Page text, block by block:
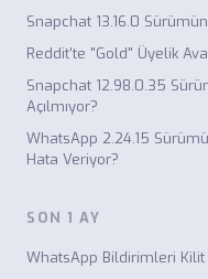
Snapchat 13.16.0
Reddit'te "Gold" Üyelik
Snapchat 12.98.0.35
Açılmıyor?
WhatsApp 2.24.15
Hata Veriyor?
SON 1 AY
WhatsApp Bildirimleri Kilit